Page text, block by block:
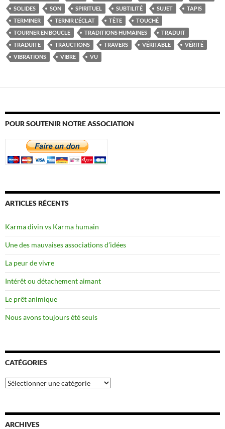
SOLIDES
SON SPIRITUEL SUBTILITÉ SUJET
TAPIS
TERMINER
TERNIR L'ÉCLAT TÊTE
TOUCHÉ
TOURNER EN BOUCLE
TRADITIONS HUMAINES
TRADUIT
TRADUITE
TRAUCTIONS TRAVERS VÉRITABLE
VÉRITÉ
VIBRATIONS
VIBRE VU
POUR SOUTENIR NOTRE ASSOCIATION
ARTICLES RÉCENTS
Karma divin vs Karma humain
Une des mauvaises associations d’idées
La peur de vivre
Intérêt ou détachement aimant
Le prêt animique
Nous avons toujours été seuls
CATÉGORIES
Catégories
ARCHIVES